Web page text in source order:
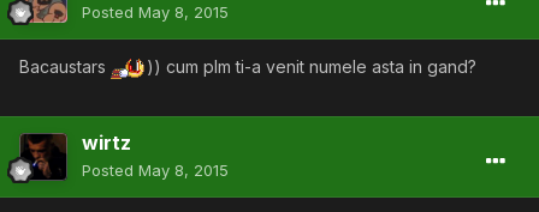
Posted May 8, 2015
Bacaustars )) cum plm ti-a venit numele asta in gand?
wirtz
Posted May 8, 2015